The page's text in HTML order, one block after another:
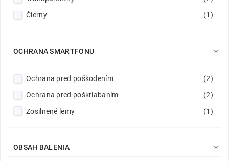
Čierny
(1)
OCHRANA SMARTFONU 
Ochrana pred poškodením
(2)
Ochrana pred poškriabaním
(2)
Zosilnené lemy
(1)
OBSAH BALENIA 